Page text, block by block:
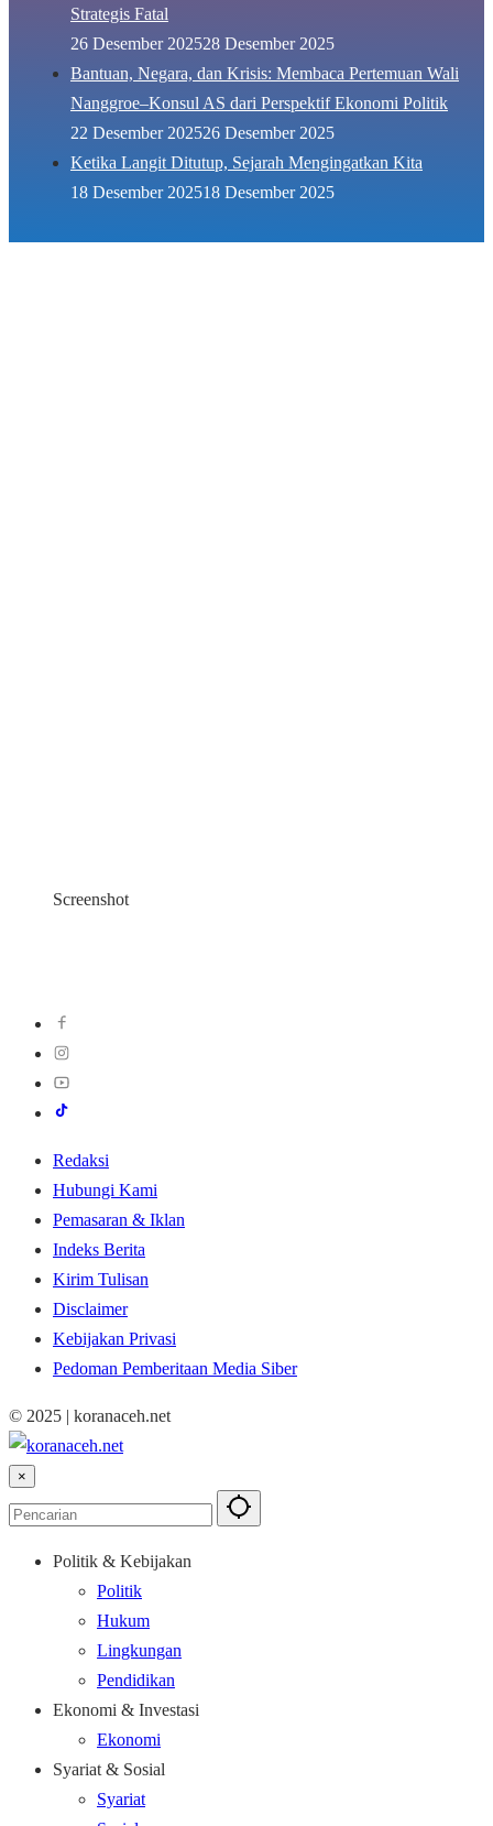
Strategis Fatal
26 Desember 202528 Desember 2025
Bantuan, Negara, dan Krisis: Membaca Pertemuan Wali
Nanggroe–Konsul AS dari Perspektif Ekonomi Politik
22 Desember 202526 Desember 2025
Ketika Langit Ditutup, Sejarah Mengingatkan Kita
18 Desember 202518 Desember 2025
Screenshot
Redaksi
Hubungi Kami
Pemasaran & Iklan
Indeks Berita
Kirim Tulisan
Disclaimer
Kebijakan Privasi
Pedoman Pemberitaan Media Siber
© 2025 | koranaceh.net
×
Politik & Kebijakan
Politik
Hukum
Lingkungan
Pendidikan
Ekonomi & Investasi
Ekonomi
Syariat & Sosial
Syariat